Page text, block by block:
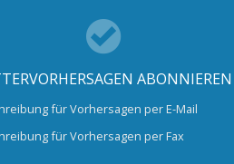
ABONNIEREN
für Vorhersagen per E-Mail
für Vorhersagen per Fax